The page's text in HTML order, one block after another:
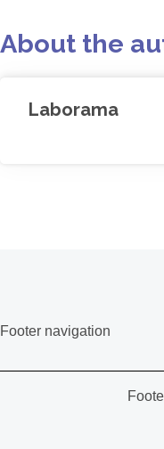
About the
Laborama
Footer navigation